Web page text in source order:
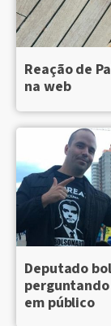
Reação de
na web
Deputado
em público